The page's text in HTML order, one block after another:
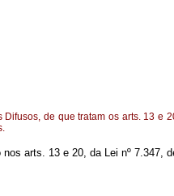
de que tratam os arts. 13 e
arts. 13 e 20, da Lei nº 7.347,